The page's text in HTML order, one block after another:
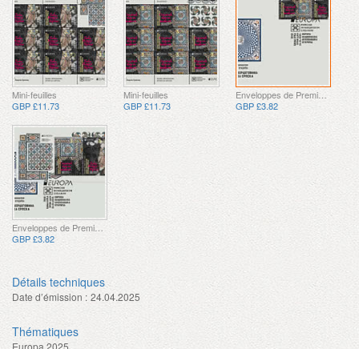
Mini-feuilles
GBP £11.73
Mini-feuilles
GBP £11.73
Enveloppes de Premier Jour
GBP £3.82
GBP £3.82
Détails techniques
Date d’émission : 24.04.2025
Thématiques
Europa 2025